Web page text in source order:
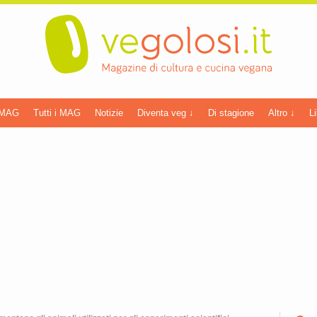
Tutti i MAG Notizie Diventa veg ↓ Di stagione Altro ↓